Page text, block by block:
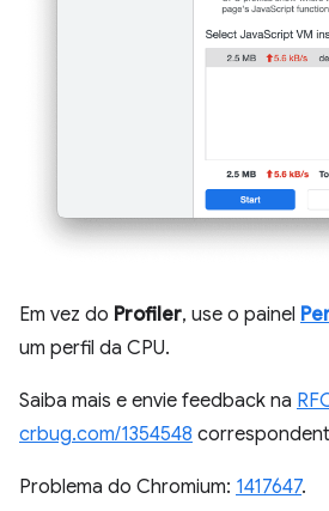
Em vez do Profiler, use o painel
um perfil da CPU.
Saiba mais e envie feedback na
crbug.com/1354548
Problema do Chromium: 1417647.